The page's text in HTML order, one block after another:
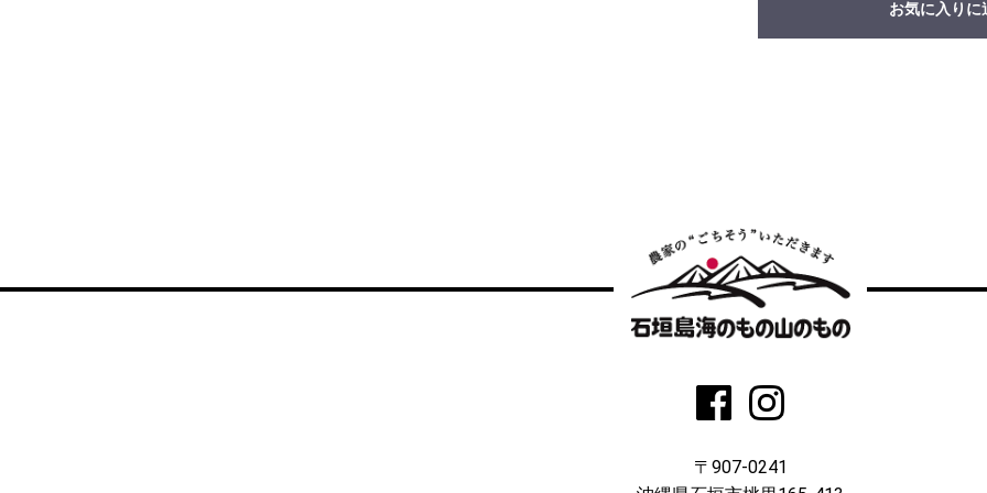
お気に入りに
〒907-0241